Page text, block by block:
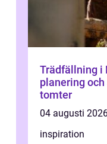
Trädfällning i
planering
tomter
04 augusti
inspiration